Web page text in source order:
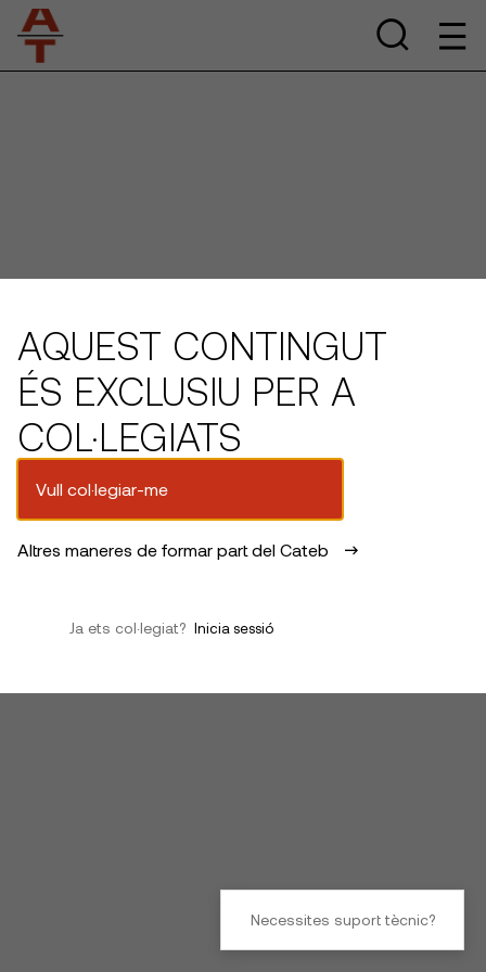
AQUEST CONTINGUT
ÉS EXCLUSIU PER A
COL·LEGIATS
Vull col·legiar-me
Altres maneres de formar part del Cateb
Ja ets col·legiat? Inicia sessió
Necessites suport tècnic?